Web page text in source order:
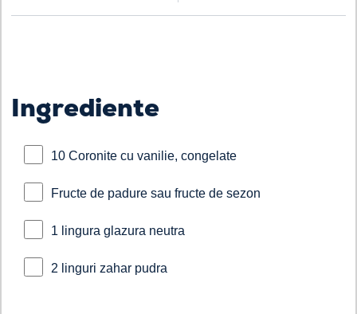
Ingrediente
10 Coronite cu vanilie, congelate
Fructe de padure sau fructe de sezon
1 lingura glazura neutra
2 linguri zahar pudra